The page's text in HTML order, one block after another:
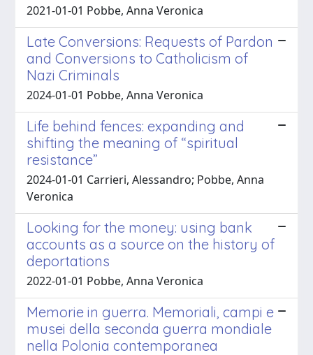
2021-01-01 Pobbe, Anna Veronica
Late Conversions: Requests of Pardon
and Conversions to Catholicism of
Nazi Criminals
2024-01-01 Pobbe, Anna Veronica
Life behind fences: expanding and
shifting the meaning of “spiritual
resistance”
2024-01-01 Carrieri, Alessandro; Pobbe, Anna
Veronica
Looking for the money: using bank
accounts as a source on the history of
deportations
2022-01-01 Pobbe, Anna Veronica
Memorie in guerra. Memoriali, campi e
musei della seconda guerra mondiale
nella Polonia contemporanea